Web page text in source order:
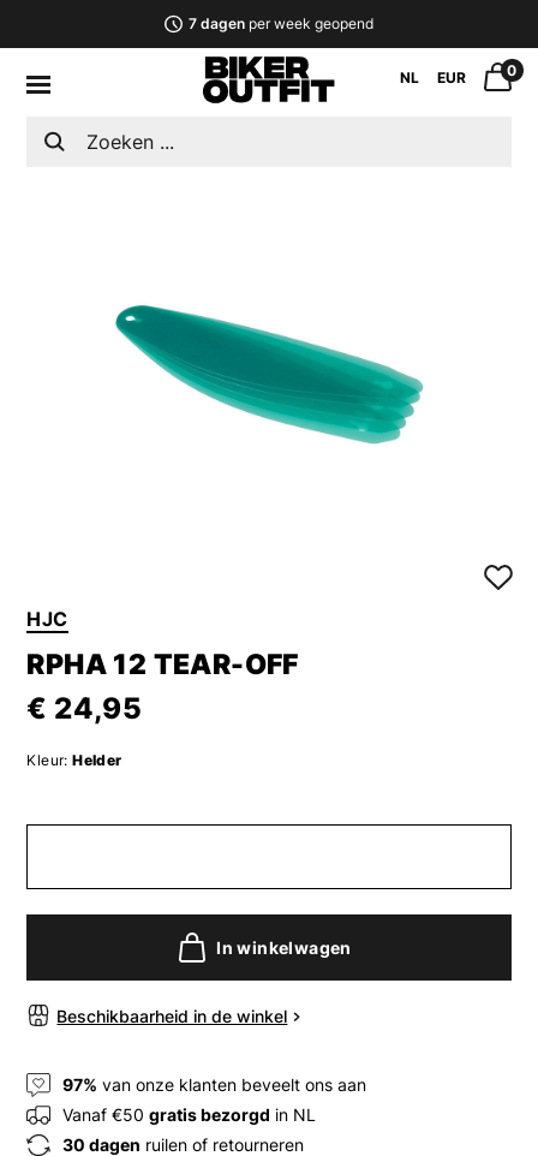
7 dagenper week geopend
NL EUR 0
HJC
RPHA 12 TEAR-OFF
€ 24,95
Kleur: Helder
In winkelwagen
Beschikbaarheid in de winkel
97% van onze klanten beveelt ons aan
Vanaf €50gratis bezorgd in NL
30 dagen ruilen of retourneren